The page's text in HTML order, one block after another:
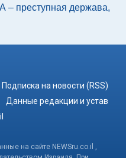
– преступная держава,
Подписка на новости (RSS)
Данные редакции и устав
на сайте NEWSru.co.il ,